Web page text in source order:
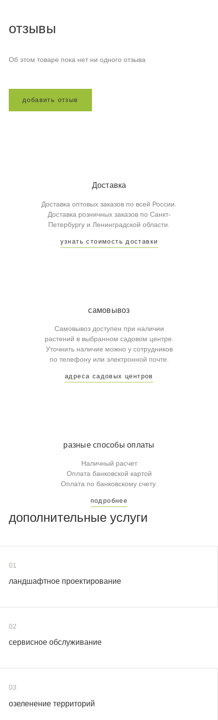
отзывы
Об этом товаре пока нет ни одного отзыва
добавит ь отз ыв
Доставка
Доставка оптовых заказов по всей России.
Доставка розничных заказов по Санкт-
Петербургу и Ленинградской области.
узнать стоимость доставки
самовывоз
Самовывоз доступен при наличии
растений в выбранном садовом центре.
Уточнить наличие можно у сотрудников
по телефону или электронной почте.
адреса садовых центров
разные способы оплаты
Наличный расчет
Оплата банковской картой
Оплата по банковскому счету.
подробнее
дополнительные услуги
01
ландшафтное проектирование
02
сервисное обслуживание
03
озеленение территорий